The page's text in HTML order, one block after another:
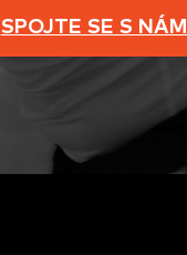
SPOJTE SE S NÁMI